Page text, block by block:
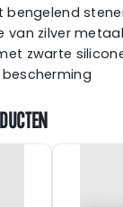
van zilver
zwarte
bescherming